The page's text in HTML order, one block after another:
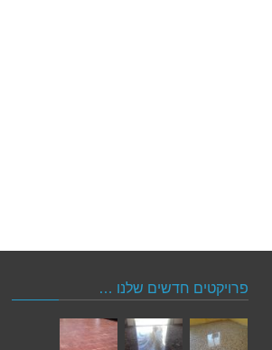
פרויקטים חדשים שלנו …